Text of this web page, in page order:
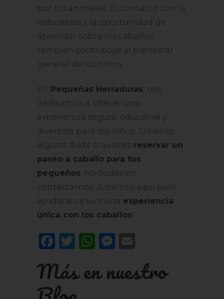
por los animales. El contacto con la
naturaleza y la oportunidad de
aprender sobre los caballos
también contribuye al bienestar
general de los niños.
En Pequeñas Herraduras, nos
dedicamos a ofrecer una
experiencia segura, educativa y
divertida para los niños. Si tienes
alguna duda o quieres reservar un
paseo a caballo para tus
pequeños, no dudes en
contactarnos . ¡Estamos aquí para
ayudarles a vivir una experiencia
única con los caballos!
Facebook
Twitter
WhatsApp
Messenger
Más en nuestro